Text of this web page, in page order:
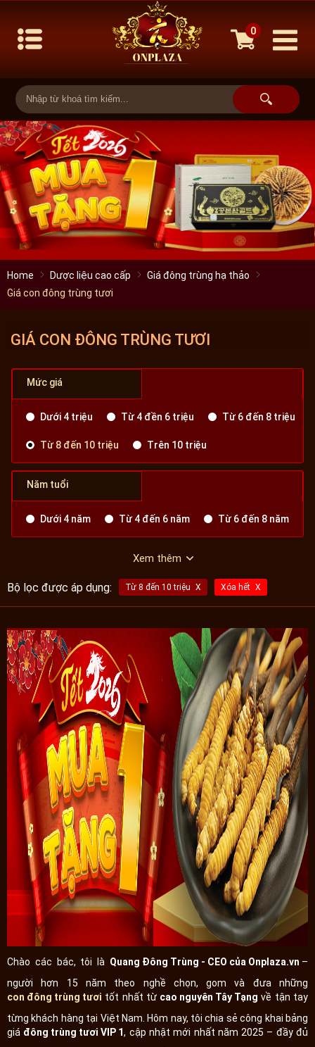
0
Home Dược liệu cao cấp
Giá đông trùng hạ thảo
Giá con đông trùng tươi
GIÁ CON ĐÔNG TRÙNG TƯƠI
Mức giá
Dưới 4 triệu Từ 4 đền 6 triệu Từ 6 đến 8 triệu
Từ 8 đến 10 triệu Trên 10 triệu
Năm tuổi
Dưới 4 năm Từ 4 đến 6 năm Từ 6 đến 8 năm
Xem thêm
Bộ lọc được áp dụng: Từ 8 đến 10 triệu Xóa hết
Chào các bác, tôi là Quang Đông Trùng - CEO của Onplaza.vn –
người hơn 15 năm theo nghề chọn, gom và đưa những
con đông trùng tươi tốt nhất từ cao nguyên Tây Tạng về tận tay
từng khách hàng tại Việt Nam. Hôm nay, tôi chia sẻ công khai bảng
giá đông trùng tươi VIP 1, cập nhật mới nhất năm 2025 – đầy đủ